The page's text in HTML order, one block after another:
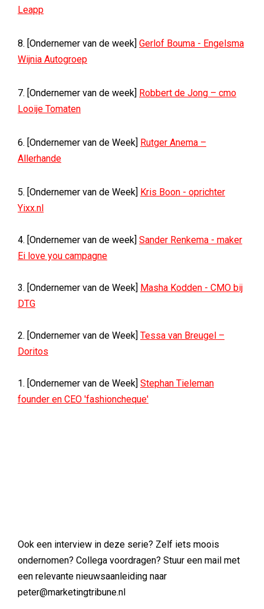
Leapp
8. [Ondernemer van de week] Gerlof Bouma - Engelsma
Wijnia Autogroep
7. [Ondernemer van de week] Robbert de Jong – cmo
Looije Tomaten
6. [Ondernemer van de Week] Rutger Anema –
Allerhande
5. [Ondernemer van de Week] Kris Boon - oprichter
Yixx.nl
4. [Ondernemer van de week] Sander Renkema - maker
Ei love you campagne
3. [Ondernemer van de Week] Masha Kodden - CMO bij
DTG
2. [Ondernemer van de Week] Tessa van Breugel –
Doritos
1. [Ondernemer van de Week] Stephan Tieleman
founder en CEO 'fashioncheque'
Ook een interview in deze serie? Zelf iets moois
ondernomen? Collega voordragen? Stuur een mail met
een relevante nieuwsaanleiding naar
peter@marketingtribune.nl